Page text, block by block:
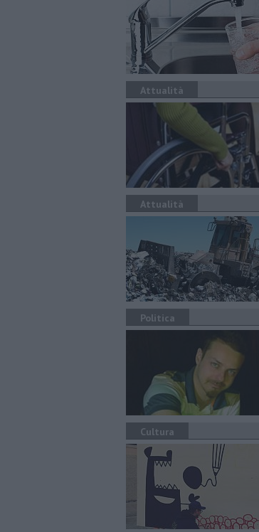
Attualità
Attualità
Politica
Cultura